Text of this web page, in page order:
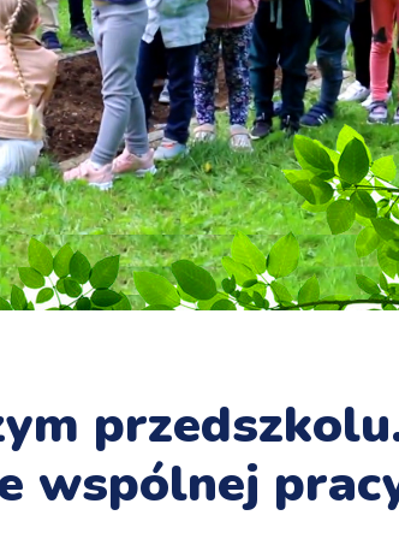
wspólnej